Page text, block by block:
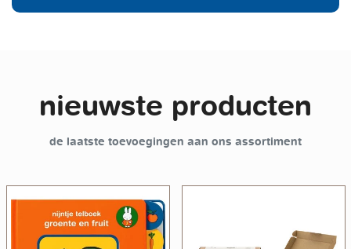
nieuwste producten
de laatste toevoegingen aan ons assortiment